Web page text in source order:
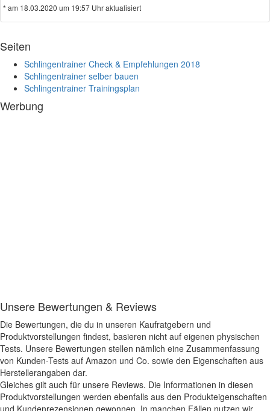
* am 18.03.2020 um 19:57 Uhr aktualisiert
Seiten
Schlingentrainer Check & Empfehlungen 2018
Schlingentrainer selber bauen
Schlingentrainer Trainingsplan
Werbung
Unsere Bewertungen & Reviews
Die Bewertungen, die du in unseren Kaufratgebern und
Produktvorstellungen findest, basieren nicht auf eigenen physischen
Tests. Unsere Bewertungen stellen nämlich eine Zusammenfassung
von Kunden-Tests auf Amazon und Co. sowie den Eigenschaften aus
Herstellerangaben dar.
Gleiches gilt auch für unsere Reviews. Die Informationen in diesen
Produktvorstellungen werden ebenfalls aus den Produkteigenschaften
und Kundenrezensionen gewonnen. In manchen Fällen nutzen wir